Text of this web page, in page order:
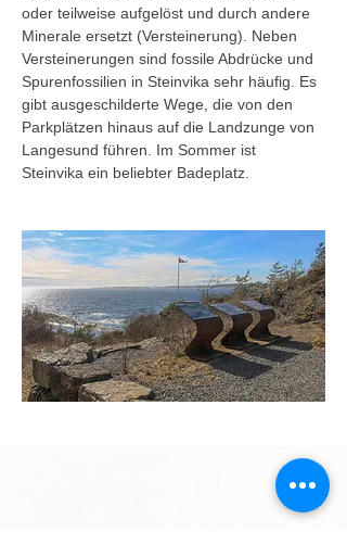
oder teilweise aufgelöst und durch andere
Minerale ersetzt (Versteinerung). Neben
Versteinerungen sind fossile Abdrücke und
Spurenfossilien in Steinvika sehr häufig. Es
gibt ausgeschilderte Wege, die von den
Parkplätzen hinaus auf die Landzunge von
Langesund führen. Im Sommer ist
Steinvika ein beliebter Badeplatz.